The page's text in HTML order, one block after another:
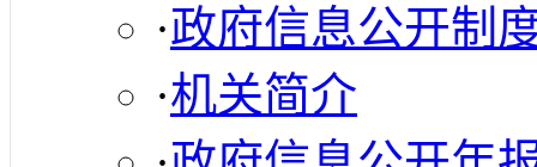
·政府信息公开制
·机关简介